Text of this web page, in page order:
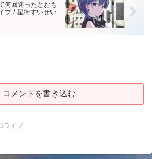
何回迷ったとおも
ブ / 星街すいせい
コメントを書き込む
ライブ